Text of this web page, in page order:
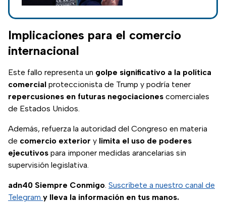
ahora para mejorar el
balace comercial.
Implicaciones para el comercio
internacional
Este fallo representa un golpe significativo a la política
comercial proteccionista de Trump y podría tener
repercusiones en futuras negociaciones comerciales
de Estados Unidos.
Además, refuerza la autoridad del Congreso en materia
de comercio exterior y limita el uso de poderes
ejecutivos para imponer medidas arancelarias sin
supervisión legislativa.
adn40 Siempre Conmigo. Suscríbete a nuestro canal de
Telegram y lleva la información en tus manos.